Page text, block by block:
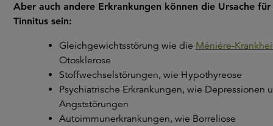
Aber auch andere Erkrankungen können die Ursache für
Tinnitus sein:
Gleichgewichtsstörung wie die Méniére-
Otosklerose
Stoffwechselstörungen, wie Hypothyreose
Psychiatrische Erkrankungen, wie Depressionen
Angststörungen
Autoimmunerkrankungen, wie Borreliose